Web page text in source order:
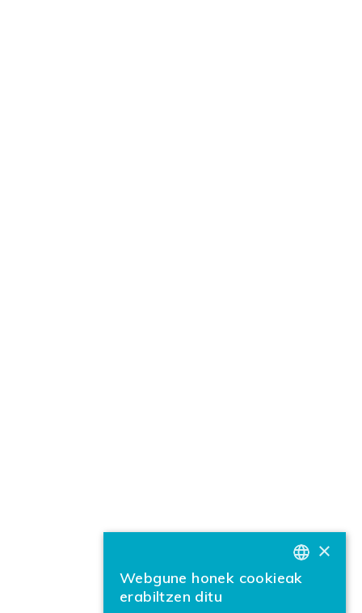
BASQUE
×
Webgune honek cookieak
erabiltzen ditu